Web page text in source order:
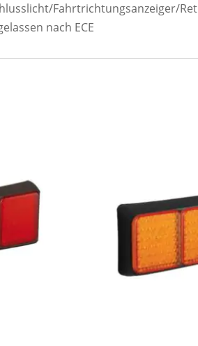
Fahrtrichtungsanzeiger/
nach ECE